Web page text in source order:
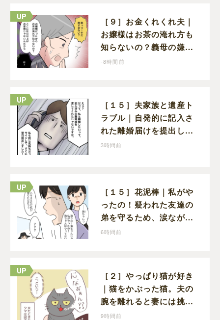
［９］お金くれくれ夫｜
お嬢様はお茶の淹れ方も
知らないの？義母の嫌味
に思わず怒りが込み上げ
-8時間前
［１５］夫家族と遺産ト
ラブル｜自発的に記入さ
れた離婚届けを提出した
だけなので、何も問題な
3時間前
［１５］花泥棒｜私がや
ったの！疑われた友達の
弟を守るため、涙ながら
に自分が犯人だと名乗り
6時間前
［２］やっぱり猫が好き
｜猫をかぶった猫。夫の
腕を離れると妻には挑発
的な顔と野太い鳴き声
9時間前